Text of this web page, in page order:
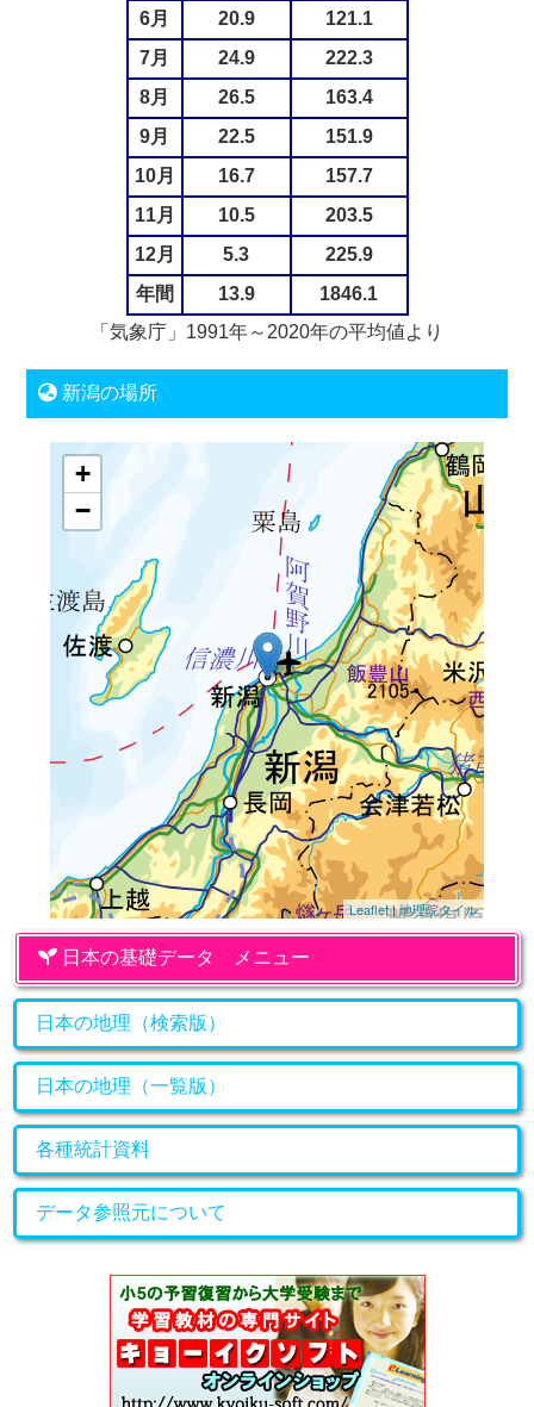
6月
20.9
121.1
7月
24.9
222.3
8月
26.5
163.4
9月
22.5
151.9
10月
16.7
157.7
11月
10.5
203.5
12月
5.3
225.9
年間
13.9
1846.1
「気象庁」1991年～2020年の平均値より
新潟の場所
+
−
Leaflet|地理院タイル
日本の基礎データ メニュー
日本の地理（検索版）
日本の地理（一覧版）
各種統計資料
データ参照元について